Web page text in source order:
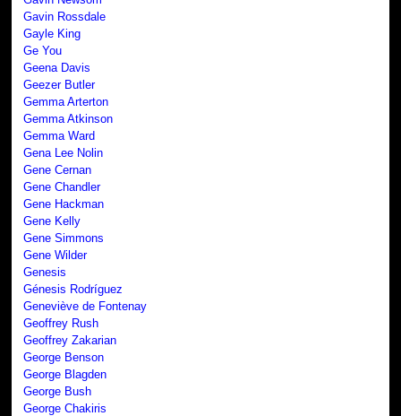
Gavin Rossdale
Gayle King
Ge You
Geena Davis
Geezer Butler
Gemma Arterton
Gemma Atkinson
Gemma Ward
Gena Lee Nolin
Gene Cernan
Gene Chandler
Gene Hackman
Gene Kelly
Gene Simmons
Gene Wilder
Genesis
Génesis Rodríguez
Geneviève de Fontenay
Geoffrey Rush
Geoffrey Zakarian
George Benson
George Blagden
George Bush
George Chakiris